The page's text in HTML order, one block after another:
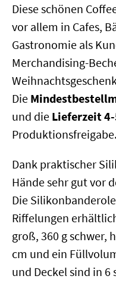
Diese schönen
vor allem in Cafes,
Gastronomie als
Merchandising-
Die
und die Lieferzeit
Produktionsfreigabe.
Dank praktischer
Hände sehr gut vor
Die
Riffelungen
groß, 360 g schwer,
cm und ein
und Deckel sind in